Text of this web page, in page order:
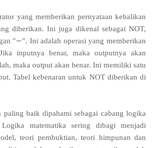
yang memberikan pernyataan kebalikan
diberikan. Ini juga dikenal sebagai NOT,
"∼". Ini adalah operasi yang memberikan
inputnya benar, maka outputnya akan
maka output akan benar. Ini memiliki satu
Tabel kebenaran untuk NOT diberikan di
paling baik dipahami sebagai cabang logika
matematika sering dibagi menjadi
teori pembuktian, teori himpunan dan